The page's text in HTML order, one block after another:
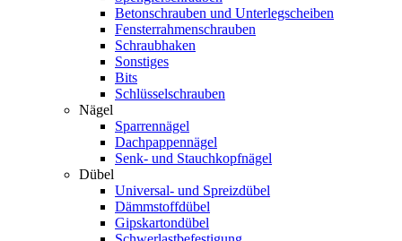
Betonschrauben und Unterlegscheiben
Fensterrahmenschrauben
Schraubhaken
Sonstiges
Bits
Schlüsselschrauben
Nägel
Sparrennägel
Dachpappennägel
Senk- und Stauchkopfnägel
Dübel
Universal- und Spreizdübel
Dämmstoffdübel
Gipskartondübel